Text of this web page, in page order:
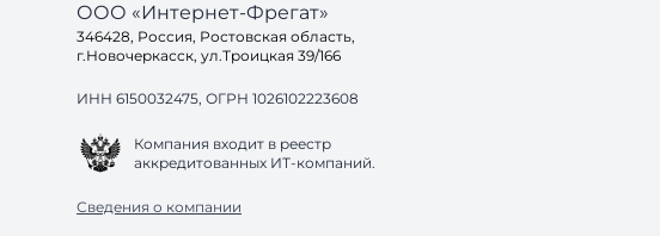
ООО «Интернет-Фрегат»
346428, Россия, Ростовская область,
г.Новочеркасск, ул.Троицкая 39/166
ИНН 6150032475, ОГРН 1026102223608
Компания входит в реестр
аккредитованных ИТ-компаний.
Сведения о компании